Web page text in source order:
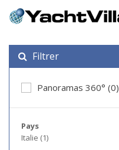
Filtrer
Panoramas 360° (0)
Pays
Italie (1)